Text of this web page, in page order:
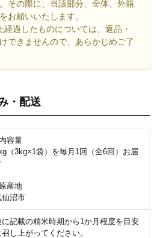
その際に、当該部分、全体、外箱
お願いいたします。
経過したものについては、返品・
できませんので、あらかじめご了
・配送
容量
（3kg×1袋）を毎月1回（全6回）お届
産地
仙沼市
に記載の精米時期から1か月程度を目安
召し上がってください。